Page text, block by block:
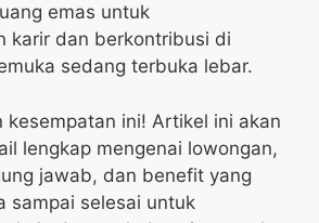
emas untuk
karir dan berkontribusi di
sedang terbuka lebar.
kesempatan ini! Artikel ini akan
lengkap mengenai lowongan,
jawab, dan benefit yang
sampai selesai untuk